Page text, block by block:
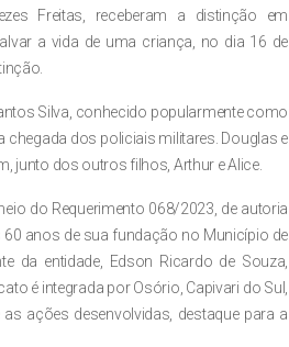
Freitas, receberam a distinção em
a vida de uma criança, no dia 16 de
Silva, conhecido popularmente como
dos policiais militares. Douglas e
junto dos outros filhos, Arthur e Alice.
do Requerimento 068/2023, de autoria
anos de sua fundação no Município de
da entidade, Edson Ricardo de Souza,
é integrada por Osório, Capivari do Sul,
ações desenvolvidas, destaque para a